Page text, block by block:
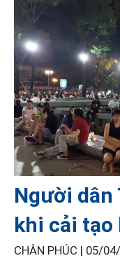
Người dân
khi cải tạo
CHÂN PHÚC | 05/